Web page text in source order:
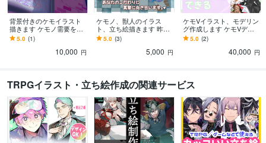
背景付きのケモイラスト
描きます ケモノ需要を満
たしたい方、是非いらし
てください。
5.0 (1)
10,000 円
ケモノ、獣人のイラス
ト、立ち絵描きます 昨今
需要の増えたケモノ、獣
人竜人のイラストです。
5.0 (3)
5,000 円
ケモVイラスト、モデリン
グ作成します ケモVデビ
ューのお手伝い。現在モ
ニター募集中！
5.0 (2)
40,000 円
TRPGイラスト・立ち絵作成の関連サービス